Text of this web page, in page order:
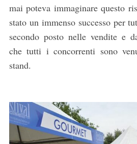
mai poteva immaginare questo
stato un immenso successo per
secondo posto nelle vendite e
che tutti i concorrenti sono
stand.